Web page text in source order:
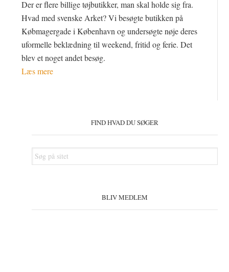
Der er flere billige tøjbutikker, man skal holde sig fra.
Hvad med svenske Arket? Vi besøgte butikken på
Købmagergade i København og undersøgte nøje deres
uformelle beklædning til weekend, fritid og ferie. Det
blev et noget andet besøg.
Læs mere
FIND HVAD DU SØGER
Søg
på
BLIV MEDLEM